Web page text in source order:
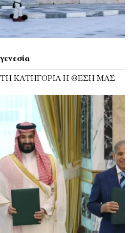
ΚΑΤΗΓΟΡΊΑ Η ΘΈΣΗ ΜΑΣ